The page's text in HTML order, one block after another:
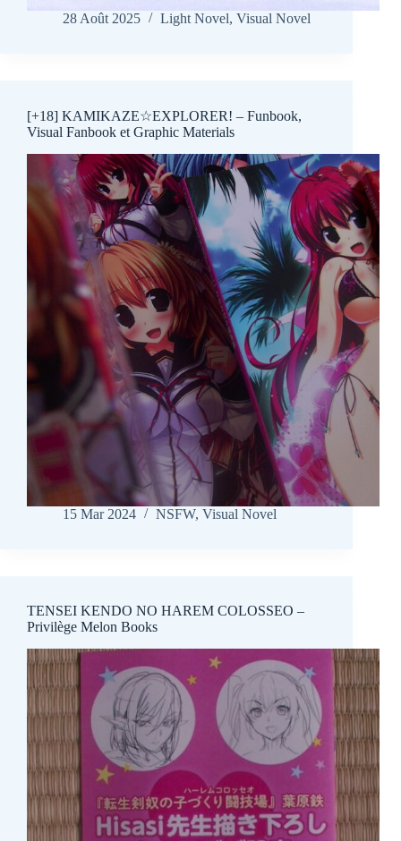
28 Août 2025 Light Novel, Visual Novel
[+18] KAMIKAZE☆EXPLORER! – Funbook,
Visual Fanbook et Graphic Materials
15 Mar 2024 NSFW, Visual Novel
TENSEI KENDO NO HAREM COLOSSEO –
Privilège Melon Books